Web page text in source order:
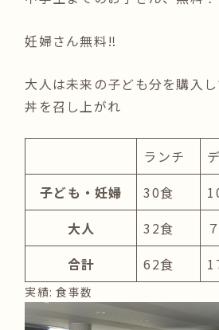
妊婦さん無料‼︎
大人は未来の子ども分を購入
丼を召し上がれ
ランチ
子ども・妊婦
30食
大人
32食
合計
62食
実績: 食事数